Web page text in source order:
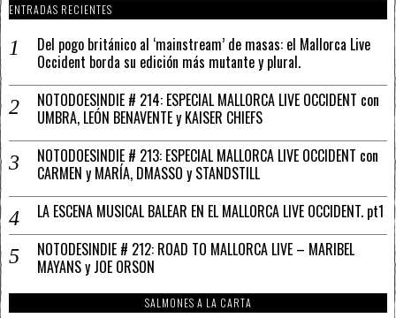
ENTRADAS RECIENTES
Del pogo británico al ‘mainstream’ de masas: el Mallorca Live
Occident borda su edición más mutante y plural.
NOTODOESINDIE # 214: ESPECIAL MALLORCA LIVE OCCIDENT con
UMBRA, LEÓN BENAVENTE y KAISER CHIEFS
NOTODOESINDIE # 213: ESPECIAL MALLORCA LIVE OCCIDENT con
CARMEN y MARÍA, DMASSO y STANDSTILL
LA ESCENA MUSICAL BALEAR EN EL MALLORCA LIVE OCCIDENT. pt1
NOTODESINDIE # 212: ROAD TO MALLORCA LIVE – MARIBEL
MAYANS y JOE ORSON
SALMONES A LA CARTA